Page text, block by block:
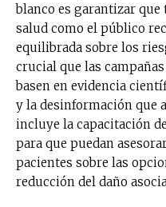
blanco es garantizar que
salud como el público
equilibrada sobre los
crucial que las
basen en evidencia
y la desinformación que
incluye la capacitación
para que puedan
pacientes sobre las
reducción del daño